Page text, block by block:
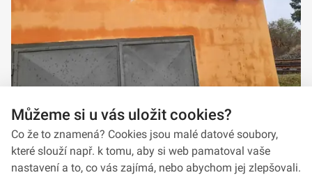
Můžeme si u vás uložit cookies?
Co že to znamená? Cookies jsou malé datové soubory,
které slouží např. k tomu, aby si web pamatoval vaše
nastavení a to, co vás zajímá, nebo abychom jej zlepšovali.